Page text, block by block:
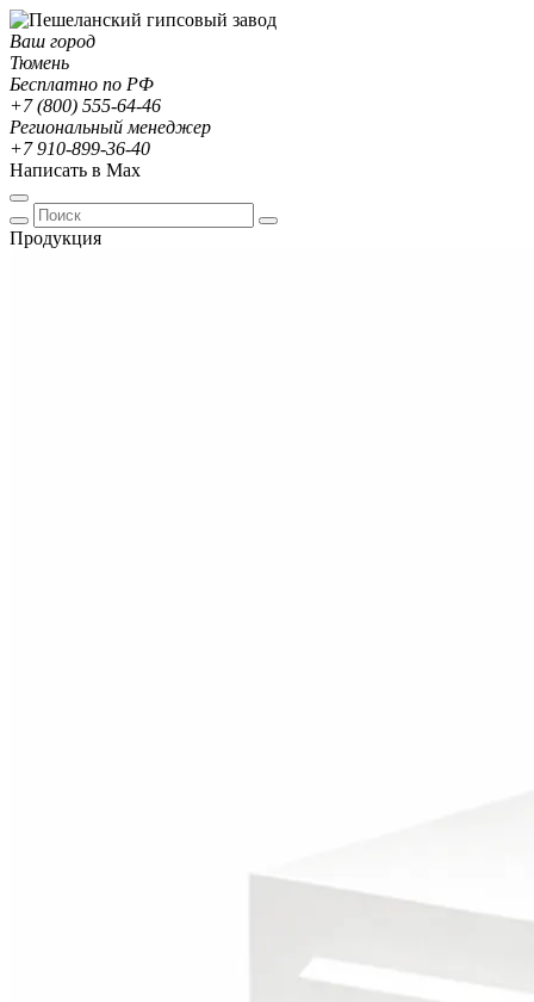
Ваш город
Тюмень
Бесплатно по РФ
+7 (800) 555-64-46
Региональный менеджер
+7 910-899-36-40
Написать в Max
Продукция